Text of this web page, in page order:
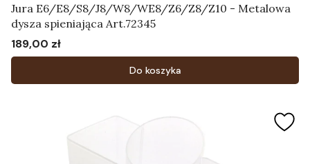
Jura E6/E8/S8/J8/W8/WE8/Z6/Z8/Z10 - Metalowa
dysza spieniająca Art.72345
Cena
189,00 zł
Do koszyka